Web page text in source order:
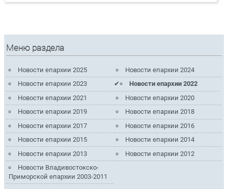
Меню раздела
Новости епархии 2025
Новости епархии 2024
Новости епархии 2023
Новости епархии 2022
Новости епархии 2021
Новости епархии 2020
Новости епархии 2019
Новости епархии 2018
Новости епархии 2017
Новости епархии 2016
Новости епархии 2015
Новости епархии 2014
Новости епархии 2013
Новости епархии 2012
Новости Владивостокско-
Приморской епархии 2003-2011